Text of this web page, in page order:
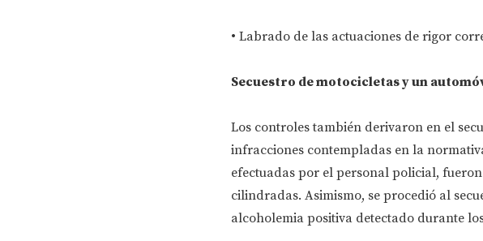
• Labrado de las actuaciones de rigor
Secuestro de motocicletas y un
Los controles también derivaron en el
infracciones contempladas en la
efectuadas por el personal policial,
cilindradas. Asimismo, se procedió al
alcoholemia positiva detectado durante